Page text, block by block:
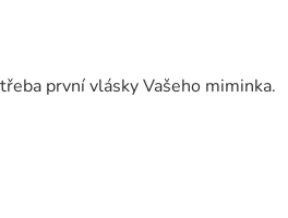
první vlásky Vašeho miminka.